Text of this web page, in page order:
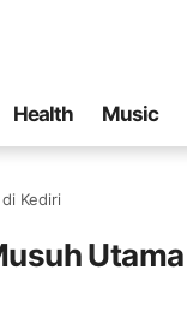
Health Music
Kediri
Utama